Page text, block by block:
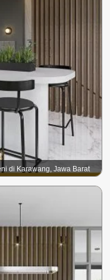
di Karawang, Jawa Barat